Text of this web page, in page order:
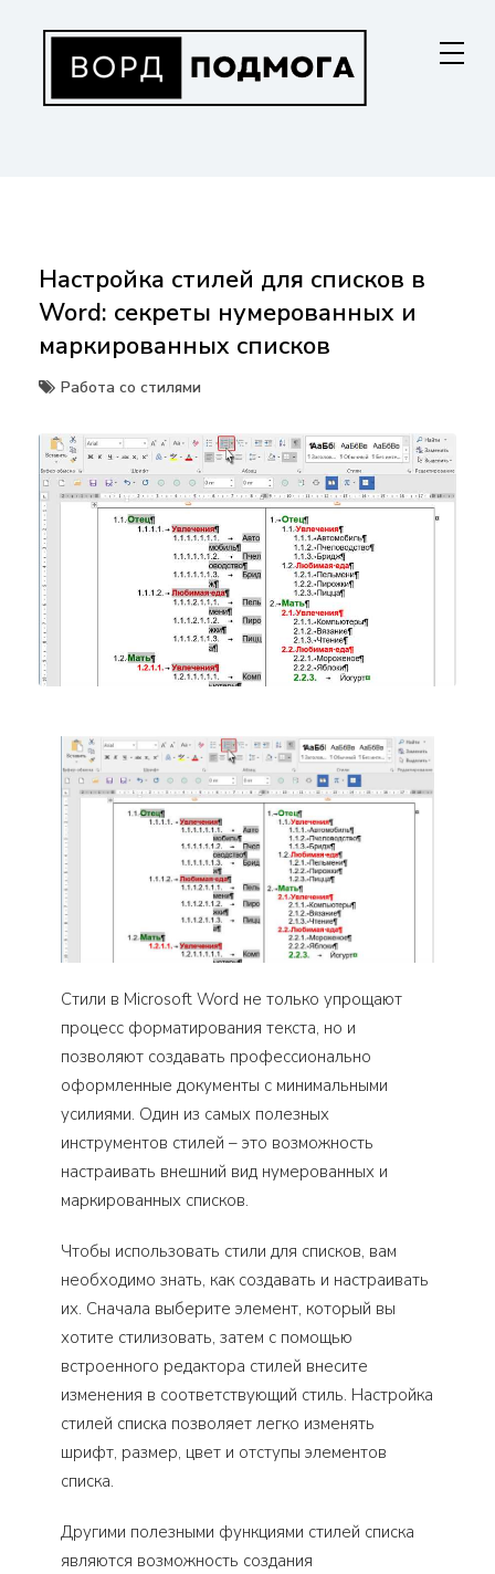
содержанию
Настройка стилей для списков в
Word: секреты нумерованных и
маркированных списков
Работа со стилями
Стили в Microsoft Word не только упрощают
процесс форматирования текста, но и
позволяют создавать профессионально
оформленные документы с минимальными
усилиями. Один из самых полезных
инструментов стилей – это возможность
настраивать внешний вид нумерованных и
маркированных списков.
Чтобы использовать стили для списков, вам
необходимо знать, как создавать и настраивать
их. Сначала выберите элемент, который вы
хотите стилизовать, затем с помощью
встроенного редактора стилей внесите
изменения в соответствующий стиль. Настройка
стилей списка позволяет легко изменять
шрифт, размер, цвет и отступы элементов
списка.
Другими полезными функциями стилей списка
являются возможность создания